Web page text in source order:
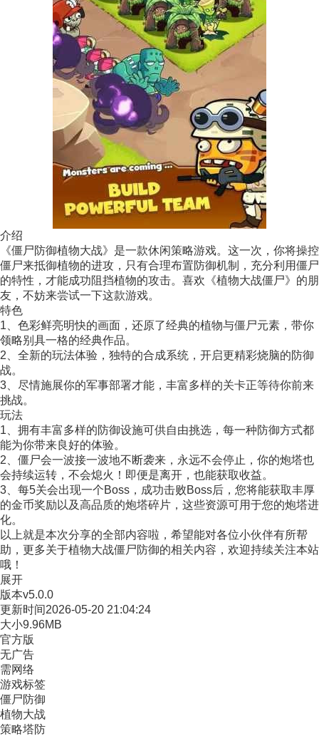
介绍
《僵尸防御植物大战》是一款休闲策略游戏。这一次，你将操控
僵尸来抵御植物的进攻，只有合理布置防御机制，充分利用僵尸
的特性，才能成功阻挡植物的攻击。喜欢《植物大战僵尸》的朋
友，不妨来尝试一下这款游戏。
特色
1、色彩鲜亮明快的画面，还原了经典的植物与僵尸元素，带你
领略别具一格的经典作品。
2、全新的玩法体验，独特的合成系统，开启更精彩烧脑的防御
战。
3、尽情施展你的军事部署才能，丰富多样的关卡正等待你前来
挑战。
玩法
1、拥有丰富多样的防御设施可供自由挑选，每一种防御方式都
能为你带来良好的体验。
2、僵尸会一波接一波地不断袭来，永远不会停止，你的炮塔也
会持续运转，不会熄火！即便是离开，也能获取收益。
3、每5关会出现一个Boss，成功击败Boss后，您将能获取丰厚
的金币奖励以及高品质的炮塔碎片，这些资源可用于您的炮塔进
化。
以上就是本次分享的全部内容啦，希望能对各位小伙伴有所帮
助，更多关于植物大战僵尸防御的相关内容，欢迎持续关注本站
哦！
展开
版本v5.0.0
更新时间2026-05-20 21:04:24
大小9.96MB
官方版
无广告
需网络
游戏标签
僵尸防御
植物大战
策略塔防